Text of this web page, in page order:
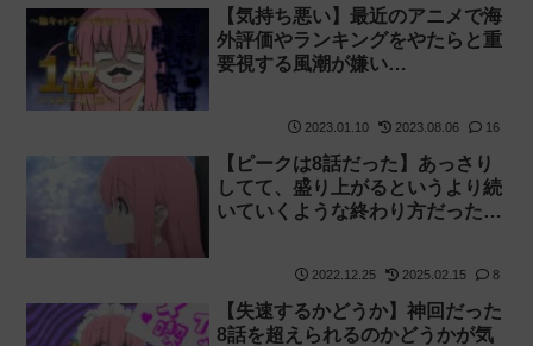
【気持ち悪い】最近のアニメで海
外評価やランキングをやたらと重
要視する風潮が嫌い
2023.01.10 2023.08.06 16
【ピークは8話だった】あっさり
してて、盛り上がるというより続
いていくような終わり方だった
2022.12.25 2025.02.15 8
【失速するかどうか】神回だった
8話を超えられるのかどうかが気